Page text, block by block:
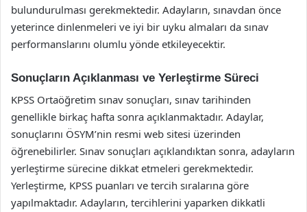
bulundurulması gerekmektedir. Adayların, sınavdan önce
yeterince dinlenmeleri ve iyi bir uyku almaları da sınav
performanslarını olumlu yönde etkileyecektir.
Sonuçların Açıklanması ve Yerleştirme Süreci
KPSS Ortaöğretim sınav sonuçları, sınav tarihinden
genellikle birkaç hafta sonra açıklanmaktadır. Adaylar,
sonuçlarını ÖSYM’nin resmi web sitesi üzerinden
öğrenebilirler. Sınav sonuçları açıklandıktan sonra, adayların
yerleştirme sürecine dikkat etmeleri gerekmektedir.
Yerleştirme, KPSS puanları ve tercih sıralarına göre
yapılmaktadır. Adayların, tercihlerini yaparken dikkatli